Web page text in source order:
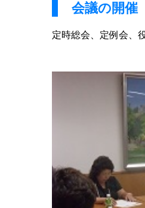
会議の開催
定時総会、定例会、